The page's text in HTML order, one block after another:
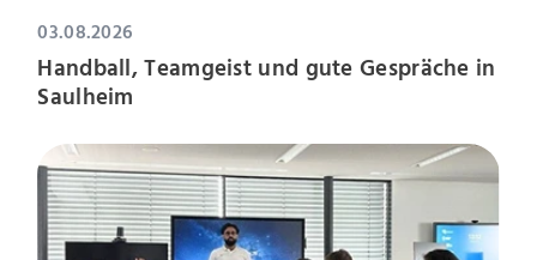
03.08.2026
Handball, Teamgeist und gute Gespräche in
Saulheim